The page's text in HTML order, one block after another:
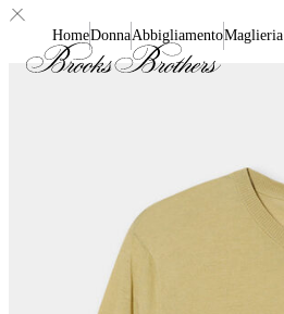
HomeDonnaAbbigliamentoMaglieria